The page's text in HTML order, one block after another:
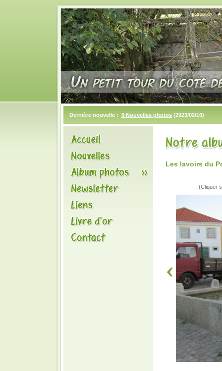
Dernière nouvelle : 9 Nouvelles photos (2023/02/16)
Les lavoirs du
(Cliquer